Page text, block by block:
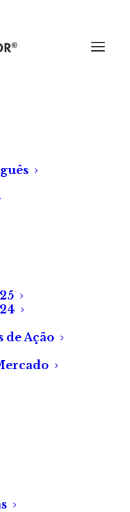
de Ação
não é o
Às
é
também
tema.»